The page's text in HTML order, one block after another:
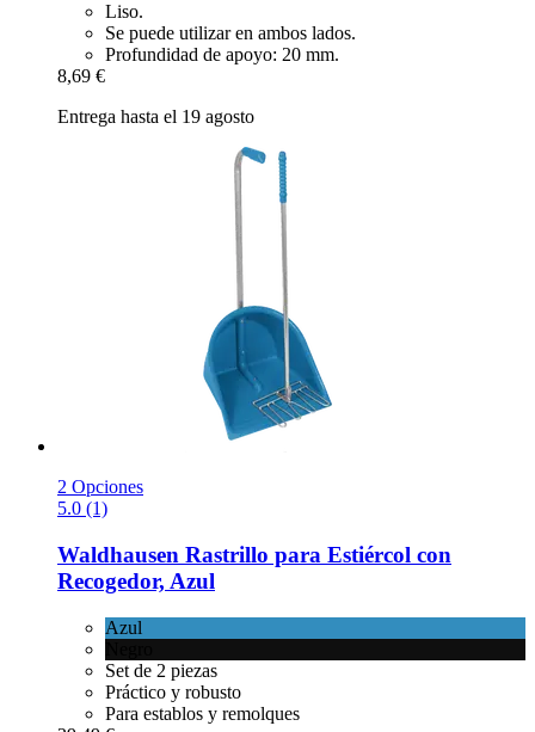
Liso.
Se puede utilizar en ambos lados.
Profundidad de apoyo: 20 mm.
8,69 €
Entrega hasta el 19 agosto
2 Opciones
5.0 (1)
Waldhausen Rastrillo para Estiércol con
Recogedor, Azul
Azul
Set de 2 piezas
Práctico y robusto
Para establos y remolques